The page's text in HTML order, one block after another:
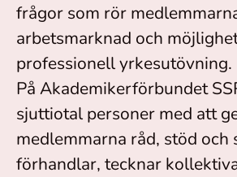
frågor som rör
arbetsmarknad och
professionell yrkesutövning.
På Akademikerförbundet
sjuttiotal personer med att
medlemmarna råd, stöd och
förhandlar, tecknar